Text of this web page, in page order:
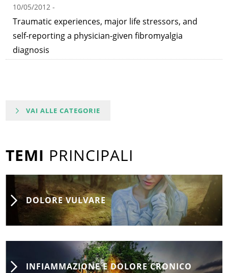
10/05/2012 -
Traumatic experiences, major life stressors, and
self-reporting a physician-given fibromyalgia
diagnosis
VAI ALLE CATEGORIE
TEMI PRINCIPALI
DOLORE VULVARE
INFIAMMAZIONE E DOLORE CRONICO